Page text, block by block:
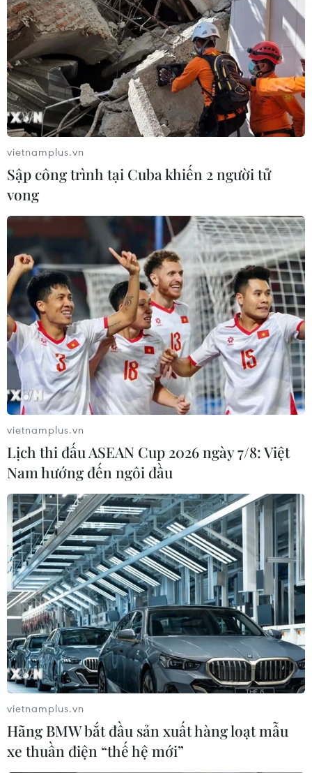
vietnamplus.vn
Sập công trình tại Cuba khiến 2 người tử
vong
vietnamplus.vn
Lịch thi đấu ASEAN Cup 2026 ngày 7/8: Việt
Nam hướng đến ngôi đầu
vietnamplus.vn
Hãng BMW bắt đầu sản xuất hàng loạt mẫu
xe thuần điện “thế hệ mới”